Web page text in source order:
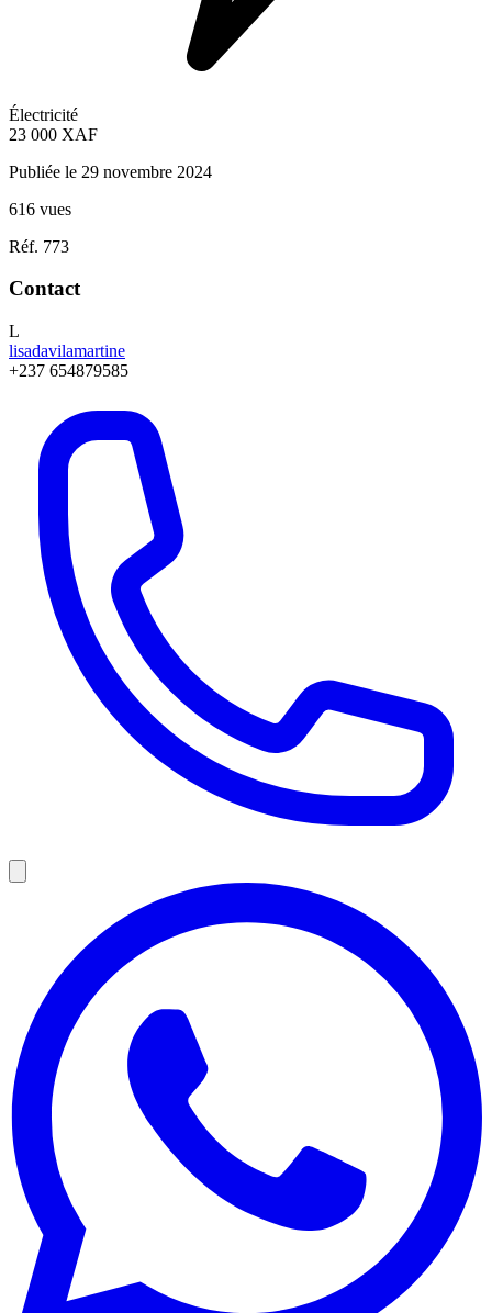
Électricité
23 000 XAF
Publiée le 29 novembre 2024
616 vues
Réf. 773
Contact
L
lisadavilamartine
+237 654879585